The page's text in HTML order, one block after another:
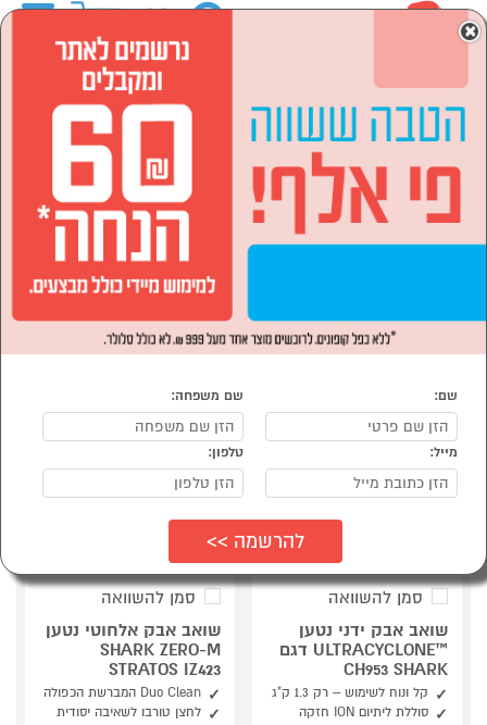
מוצרי חשמל
מוצרי חשמל לבית
שואבי אבק
הסתר רשימת קטגוריות
שואב אבק ידני (8)
שואבי אבק shark שארק
סמן להשוואה
שואב אבק ידני נטען
™ULTRACYCLONE דגם
CH953 SHARK
קל ונוח לשימוש – רק 1.3 ק"ג
סוללת ליתיום ION חזקה
סמן להשוואה
שואב אבק אלחוטי נטען
SHARK ZERO-M
STRATOS IZ423
Duo Clean המברשת הכפולה
לחצן טורבו לשאיבה יסודית
×
שם: שם משפחה:
מייל: טלפון: